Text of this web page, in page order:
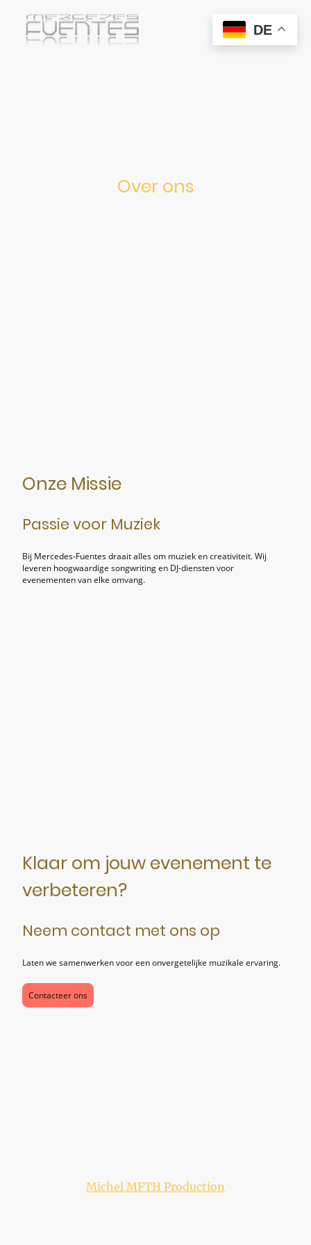
Over ons
Onze Missie
Passie voor Muziek
Bij Mercedes-Fuentes draait alles om muziek en creativiteit. Wij
leveren hoogwaardige songwriting en DJ-diensten voor
evenementen van elke omvang.
Klaar om jouw evenement te
verbeteren?
Neem contact met ons op
Laten we samenwerken voor een onvergetelijke muzikale ervaring.
Contacteer ons
Michel MFTH Production
DE